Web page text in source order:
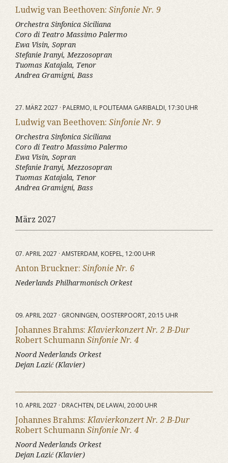
Ludwig van Beethoven: Sinfonie Nr. 9
Orchestra Sinfonica Siciliana
Coro di Teatro Massimo Palermo
Ewa Visin, Sopran
Stefanie Iranyi, Mezzosopran
Tuomas Katajala, Tenor
Andrea Gramigni, Bass
27. MÄRZ 2027 · PALERMO, IL POLITEAMA GARIBALDI, 17:30 UHR
Ludwig van Beethoven: Sinfonie Nr. 9
Orchestra Sinfonica Siciliana
Coro di Teatro Massimo Palermo
Ewa Visin, Sopran
Stefanie Iranyi, Mezzosopran
Tuomas Katajala, Tenor
Andrea Gramigni, Bass
März 2027
07. APRIL 2027 · AMSTERDAM, KOEPEL, 12:00 UHR
Anton Bruckner: Sinfonie Nr. 6
Nederlands Philharmonisch Orkest
09. APRIL 2027 · GRONINGEN, OOSTERPOORT, 20:15 UHR
Johannes Brahms:Klavierkonzert Nr. 2 B-Dur
Robert Schumann Sinfonie Nr. 4
Noord Nederlands Orkest
Dejan Lazić (Klavier)
10. APRIL 2027 · DRACHTEN, DE LAWAI, 20:00 UHR
Johannes Brahms:Klavierkonzert Nr. 2 B-Dur
Robert Schumann Sinfonie Nr. 4
Noord Nederlands Orkest
Dejan Lazić (Klavier)